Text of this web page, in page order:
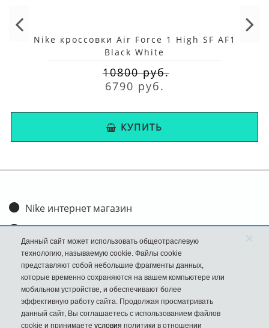
Nike кроссовки Air Force 1 High SF AF1
Black White
10800 руб.
6790 руб.
КУПИТЬ
Nike интернет магазин
Доставка и оплата
Обмен и возврат
Размеры
FAQ
Новости
Данный сайт может использовать общеотраслевую
технологию, называемую cookie. Файлы cookie
представляют собой небольшие фрагменты данных,
которые временно сохраняются на вашем компьютере или
мобильном устройстве, и обеспечивают более
эффективную работу сайта. Продолжая просматривать
данный сайт, Вы соглашаетесь с использованием файлов
cookie и принимаете условия политики в отношении
×